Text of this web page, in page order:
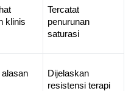
klinis
Tercatat
penurunan
saturasi
Dijelaskan
resistensi terapi